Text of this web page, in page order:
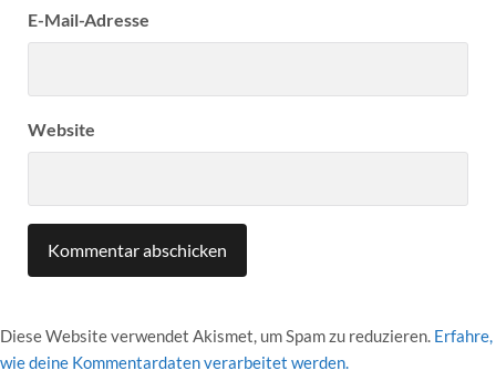
E-Mail-Adresse
Website
Diese Website verwendet Akismet, um Spam zu reduzieren. Erfahre,
wie deine Kommentardaten verarbeitet werden.